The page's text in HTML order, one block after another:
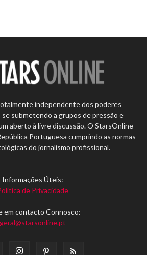
independente dos poderes
submetendo a grupos de pressão e
aberto à livre discussão. O StarsOnline
Portuguesa cumprindo as normas
do jornalismo profissional.
Informações Úteis:
de Privacidade
em contacto Connosco:
geral@starsonline.pt